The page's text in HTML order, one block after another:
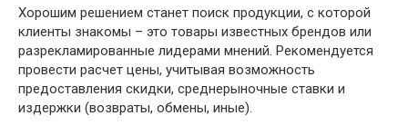
Хорошим решением станет поиск продукции, с которой
клиенты знакомы – это товары известных брендов или
разрекламированные лидерами мнений. Рекомендуется
провести расчет цены, учитывая возможность
предоставления скидки, среднерыночные ставки и
издержки (возвраты, обмены, иные).